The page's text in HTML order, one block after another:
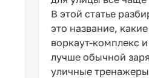
В этой статье
это название,
воркаут-комплекс
лучше обычной
уличные